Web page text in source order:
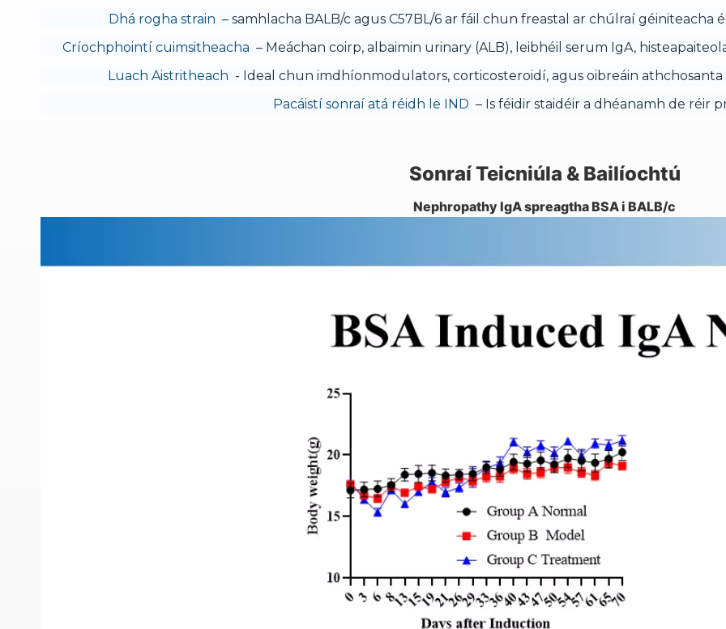
Dhá rogha strain – samhlacha BALB/c agus C57BL/6 ar fáil chun freastal ar chúlraí
Críochphointí cuimsitheacha – Meáchan coirp, albaimin urinary (ALB), leibhéil serum IgA,
Luach Aistritheach - Ideal chun imdhíonmodulators, corticosteroidí, agus oibreáin
Pacáistí sonraí atá réidh le IND – Is féidir staidéir a dhéanamh de réir
Sonraí Teicniúla & Bailíochtú
Nephropathy IgA spreagtha BSA i BALB/c